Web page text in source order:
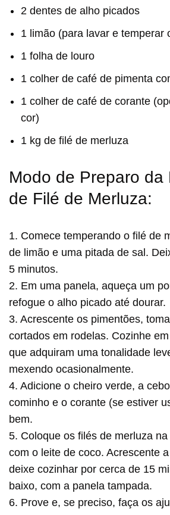
2 dentes de alho picados
1 limão (para lavar e temperar
1 folha de louro
1 colher de café de pimenta
1 colher de café de corante
cor)
1 kg de filé de merluza
Modo de Preparo da
de Filé de Merluza:
1. Comece temperando o filé de
de limão e uma pitada de sal.
5 minutos.
2. Em uma panela, aqueça um
refogue o alho picado até dourar.
3. Acrescente os pimentões,
cortados em rodelas. Cozinhe
que adquiram uma tonalidade
mexendo ocasionalmente.
4. Adicione o cheiro verde, a
cominho e o corante (se estiver
bem.
5. Coloque os filés de merluza
com o leite de coco. Acrescente
deixe cozinhar por cerca de 15
baixo, com a panela tampada.
6. Prove e, se preciso, faça os